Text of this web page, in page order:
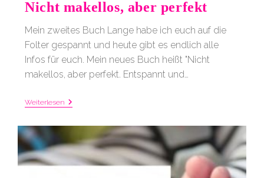
Nicht makellos, aber perfekt
Mein zweites Buch Lange habe ich euch auf die
Folter gespannt und heute gibt es endlich alle
Infos für euch. Mein neues Buch heißt "Nicht
makellos, aber perfekt. Entspannt und…
Weiterlesen Nicht